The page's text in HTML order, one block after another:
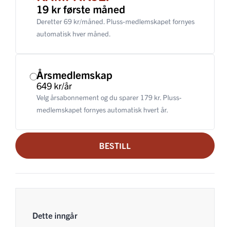
19 kr første måned
Deretter 69 kr/måned. Pluss-medlemskapet fornyes
automatisk hver måned.
Årsmedlemskap
649 kr/år
Velg årsabonnement og du sparer 179 kr. Pluss-
medlemskapet fornyes automatisk hvert år.
BESTILL
Dette inngår